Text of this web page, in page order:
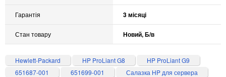
Гарантія 3 місяці
Стан товару Новий, Б/в
Hewlett-Packard HP ProLiant G8
HP ProLiant G9
651687-001
651699-001 Салазка HP для сервера